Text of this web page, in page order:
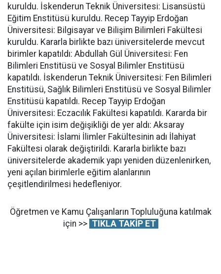
kuruldu. İskenderun Teknik Üniversitesi: Lisansüstü
Eğitim Enstitüsü kuruldu. Recep Tayyip Erdoğan
Üniversitesi: Bilgisayar ve Bilişim Bilimleri Fakültesi
kuruldu. Kararla birlikte bazı üniversitelerde mevcut
birimler kapatıldı: Abdullah Gül Üniversitesi: Fen
Bilimleri Enstitüsü ve Sosyal Bilimler Enstitüsü
kapatıldı. İskenderun Teknik Üniversitesi: Fen Bilimleri
Enstitüsü, Sağlık Bilimleri Enstitüsü ve Sosyal Bilimler
Enstitüsü kapatıldı. Recep Tayyip Erdoğan
Üniversitesi: Eczacılık Fakültesi kapatıldı. Kararda bir
fakülte için isim değişikliği de yer aldı: Aksaray
Üniversitesi: İslami İlimler Fakültesinin adı İlahiyat
Fakültesi olarak değiştirildi. Kararla birlikte bazı
üniversitelerde akademik yapı yeniden düzenlenirken,
yeni açılan birimlerle eğitim alanlarının
çeşitlendirilmesi hedefleniyor.
Öğretmen ve Kamu Çalışanların Topluluğuna katılmak
için >> TIKLA TAKİP ET